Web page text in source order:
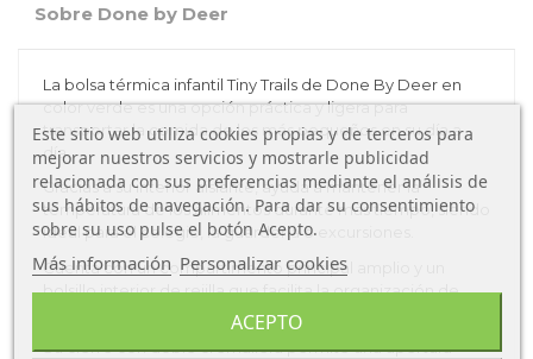
Sobre Done by Deer
La bolsa térmica infantil Tiny Trails de Done By Deer en
color verde es una opción práctica y ligera para
transportar la comida de los más pequeños en su día a
día.
Gracias a su interior aislante, ayuda a mantener la
temperatura de los alimentos durante más tiempo, siendo
ideal para el colegio, la guardería o excursiones.
Cuenta con un compartimento principal amplio y un
bolsillo interior de rejilla que facilita la organización de
alimentos o pequeños utensilios.
Su cierre con doble cremallera permite una apertura
Este sitio web utiliza cookies propias y de terceros para
mejorar nuestros servicios y mostrarle publicidad
relacionada con sus preferencias mediante el análisis de
sus hábitos de navegación. Para dar su consentimiento
sobre su uso pulse el botón Acepto.
Más información Personalizar cookies
ACEPTO